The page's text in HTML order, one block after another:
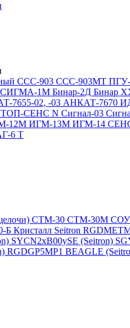
ССС-903 ССС-903МТ
СИГМА-1М Бинар-2Д Бинар
7655-02, -03 АНКАТ-7670
ТОП-СЕНС N Сигнал-03
12М ИГМ-13М ИГМ-14
6 Т
СТМ-30 СТМ-30М
Б Кристалл Seitron
SYCN2xB00ySE (Seitron)
RGDGP5MP1 BEAGLE